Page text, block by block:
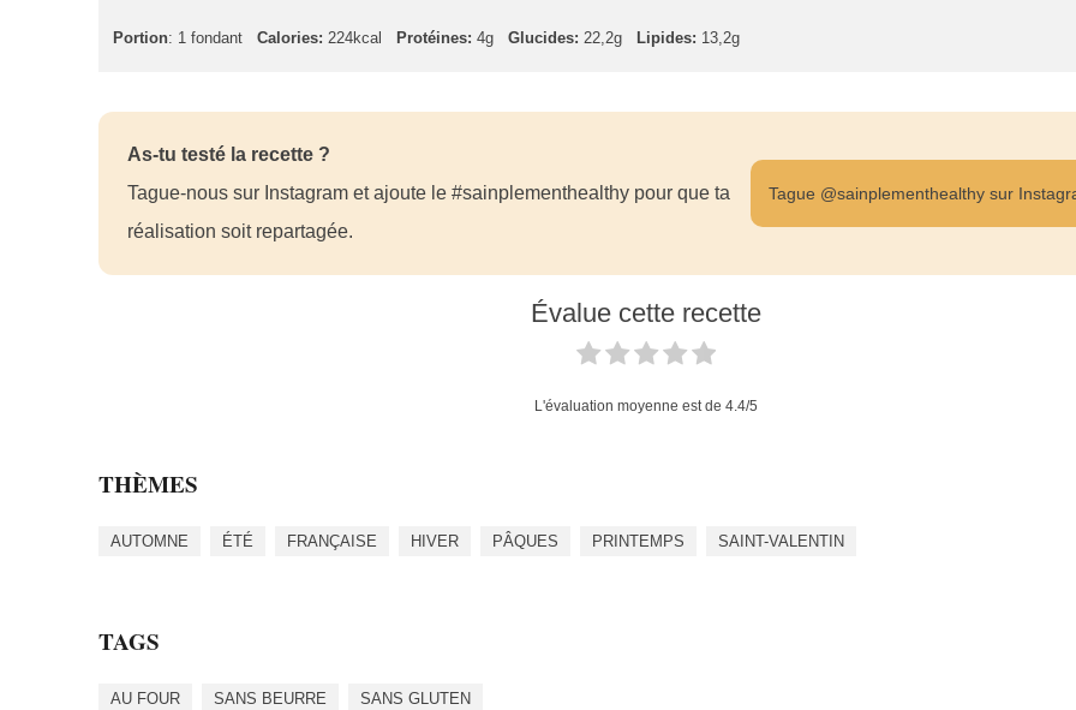
Portion: 1 fondant Calories: 224kcal Protéines: 4g Glucides: 22,2g Lipides: 13,2g
As-tu testé la recette ?
Tague-nous sur Instagram et ajoute le #sainplementhealthy pour que ta
réalisation soit repartagée.
Tague @sainplementhealthy sur
Évalue cette recette
L'évaluation moyenne est de 4.4/5
THÈMES
AUTOMNE ÉTÉ FRANÇAISE HIVER PÂQUES PRINTEMPS SAINT-VALENTIN
TAGS
AU FOUR SANS BEURRE SANS GLUTEN